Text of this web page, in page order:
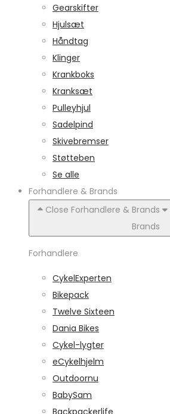
Gearskifter
Hjulsæt
Håndtag
Klinger
Krankboks
Kranksæt
Pulleyhjul
Sadelpind
Skivebremser
Støtteben
Se alle
Forhandlere & Brands
Close Forhandlere & Brands
Brands
Forhandlere
CykelExperten
Bikepack
Twelve Sixteen
Dania Bikes
Cykel-lygter
eCykelhjelm
Outdoornu
BabySam
Backpackerlife